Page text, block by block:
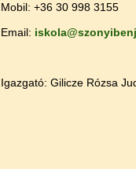
Mobil: +36 30 998 3155
Email:
Igazgató: Gilicze Rózsa